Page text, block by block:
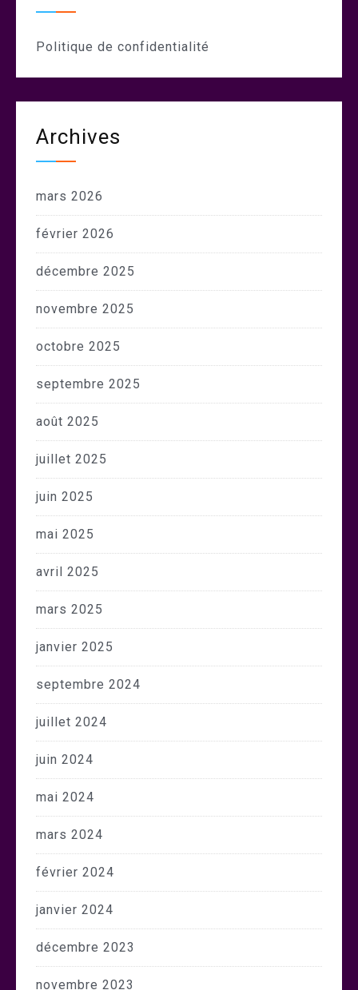
Politique de confidentialité
Archives
mars 2026
février 2026
décembre 2025
novembre 2025
octobre 2025
septembre 2025
août 2025
juillet 2025
juin 2025
mai 2025
avril 2025
mars 2025
janvier 2025
septembre 2024
juillet 2024
juin 2024
mai 2024
mars 2024
février 2024
janvier 2024
décembre 2023
novembre 2023